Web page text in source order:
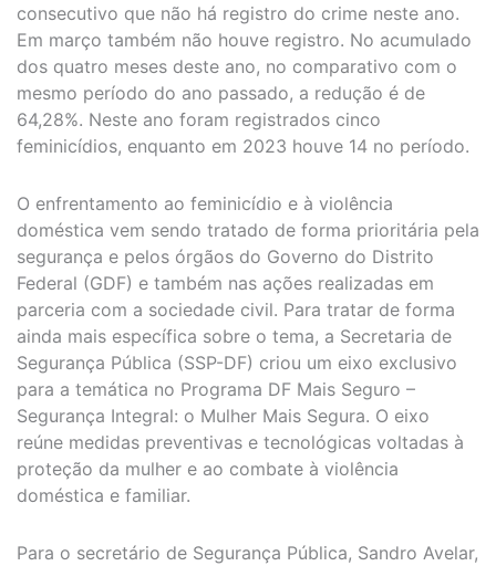
consecutivo que não há registro do crime neste ano.
Em março também não houve registro. No acumulado
dos quatro meses deste ano, no comparativo com o
mesmo período do ano passado, a redução é de
64,28%. Neste ano foram registrados cinco
feminicídios, enquanto em 2023 houve 14 no período.
O enfrentamento ao feminicídio e à violência
doméstica vem sendo tratado de forma prioritária pela
segurança e pelos órgãos do Governo do Distrito
Federal (GDF) e também nas ações realizadas em
parceria com a sociedade civil. Para tratar de forma
ainda mais específica sobre o tema, a Secretaria de
Segurança Pública (SSP-DF) criou um eixo exclusivo
para a temática no Programa DF Mais Seguro –
Segurança Integral: o Mulher Mais Segura. O eixo
reúne medidas preventivas e tecnológicas voltadas à
proteção da mulher e ao combate à violência
doméstica e familiar.
Para o secretário de Segurança Pública, Sandro Avelar,